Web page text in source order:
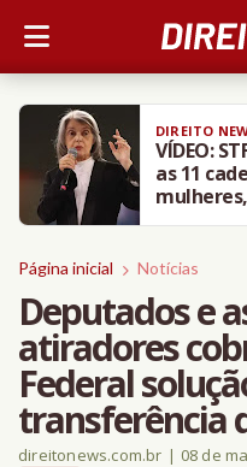
DIREITO
VÍDEO:
as 11
Página inicial Notícias
Deputados e
atiradores
Federal
transferência
direitonews.com.br | 08 de